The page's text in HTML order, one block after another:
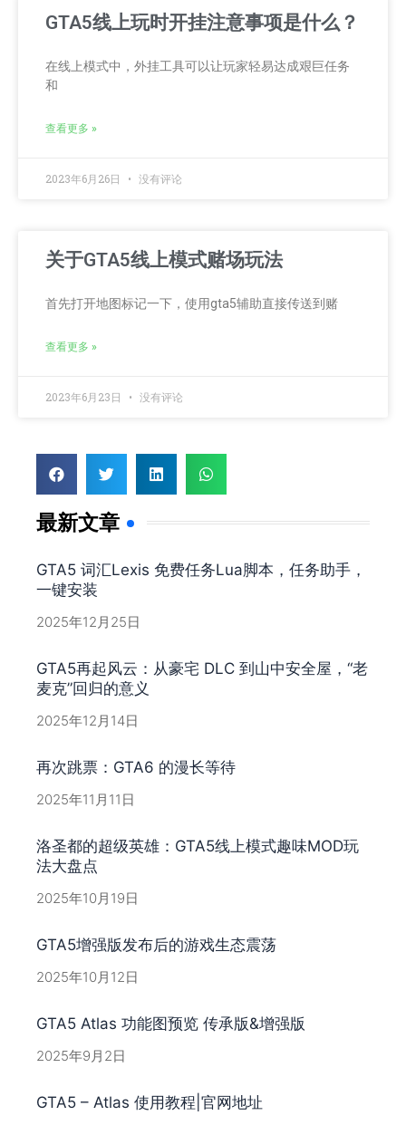
GTA5线上玩时开挂注意事项是什么？
在线上模式中，外挂工具可以让玩家轻易达成艰巨任务
和
查看更多 »
2023年6月26日 没有评论
关于GTA5线上模式赌场玩法
首先打开地图标记一下，使用gta5辅助直接传送到赌
查看更多 »
2023年6月23日 没有评论
最新文章
GTA5 词汇Lexis 免费任务Lua脚本，任务助手，
一键安装
2025年12月25日
GTA5再起风云：从豪宅 DLC 到山中安全屋，“老
麦克”回归的意义
2025年12月14日
再次跳票：GTA6 的漫长等待
2025年11月11日
洛圣都的超级英雄：GTA5线上模式趣味MOD玩
法大盘点
2025年10月19日
GTA5增强版发布后的游戏生态震荡
2025年10月12日
GTA5 Atlas 功能图预览 传承版&增强版
2025年9月2日
GTA5 – Atlas 使用教程|官网地址